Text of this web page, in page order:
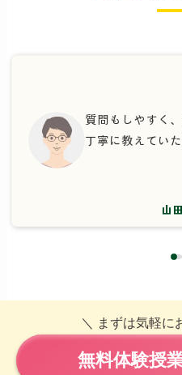
質問もしやすく
丁寧に教えてい
山
＼ まずは気軽に
無料体験授